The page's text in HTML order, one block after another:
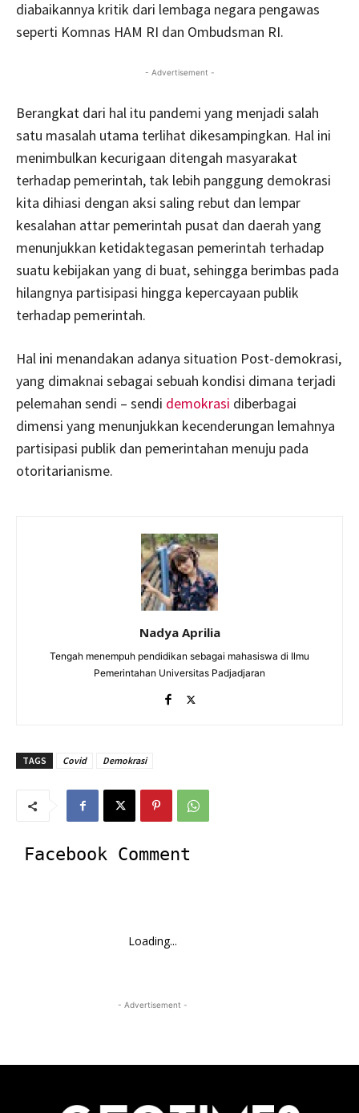
diabaikannya kritik dari lembaga negara pengawas
seperti Komnas HAM RI dan Ombudsman RI.
- Advertisement -
Berangkat dari hal itu pandemi yang menjadi salah
satu masalah utama terlihat dikesampingkan. Hal ini
menimbulkan kecurigaan ditengah masyarakat
terhadap pemerintah, tak lebih panggung demokrasi
kita dihiasi dengan aksi saling rebut dan lempar
kesalahan attar pemerintah pusat dan daerah yang
menunjukkan ketidaktegasan pemerintah terhadap
suatu kebijakan yang di buat, sehingga berimbas pada
hilangnya partisipasi hingga kepercayaan publik
terhadap pemerintah.
Hal ini menandakan adanya situation Post-demokrasi,
yang dimaknai sebagai sebuah kondisi dimana terjadi
pelemahan sendi – sendi demokrasi diberbagai
dimensi yang menunjukkan kecenderungan lemahnya
partisipasi publik dan pemerintahan menuju pada
otoritarianisme.
Nadya Aprilia
Tengah menempuh pendidikan sebagai mahasiswa di Ilmu
Pemerintahan Universitas Padjadjaran
TAGS Covid Demokrasi
Facebook Comment
Loading...
- Advertisement -